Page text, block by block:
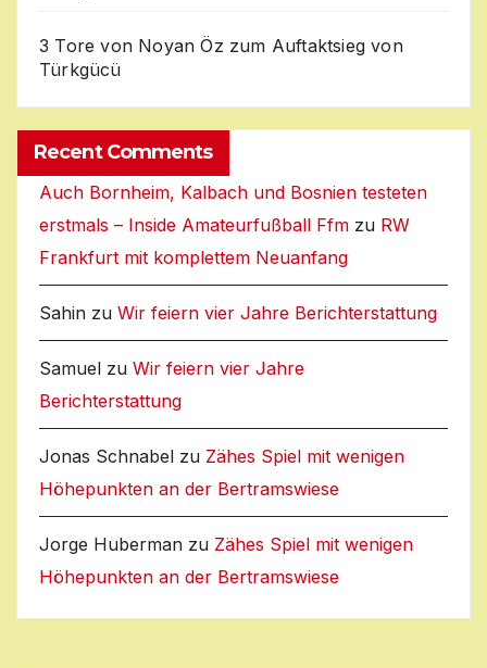
3 Tore von Noyan Öz zum Auftaktsieg von
Türkgücü
Recent Comments
Auch Bornheim, Kalbach und Bosnien testeten
erstmals – Inside Amateurfußball Ffm zu RW
Frankfurt mit komplettem Neuanfang
Sahin zu Wir feiern vier Jahre Berichterstattung
Samuel zu Wir feiern vier Jahre
Berichterstattung
Jonas Schnabel zu Zähes Spiel mit wenigen
Höhepunkten an der Bertramswiese
Jorge Huberman zu Zähes Spiel mit wenigen
Höhepunkten an der Bertramswiese